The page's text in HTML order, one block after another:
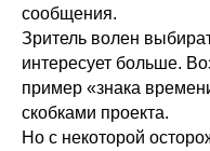
сообщения.
Зритель волен
интересует больше.
пример «знака
скобками проекта.
Но с некоторой